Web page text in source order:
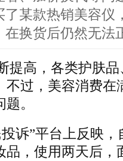
某款热销美容仪
换货后仍然无法
提高，各类护肤
不过，美容消费在
。
诉”平台上反映
品，使用两天后，